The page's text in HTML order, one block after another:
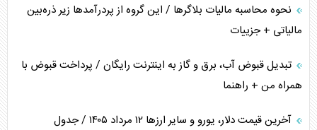
نحوه محاسبه مالیات بلاگر‌ها / این گروه از پردرآمد‌ها زیر ذره‌بین
مالیاتی + جزییات
تبدیل قبوض آب، برق و گاز به اینترنت رایگان / پرداخت قبوض با
همراه من + راهنما
آخرین قیمت دلار، یورو و سایر ارز‌ها ۱۲ مرداد ۱۴۰۵ / جدول